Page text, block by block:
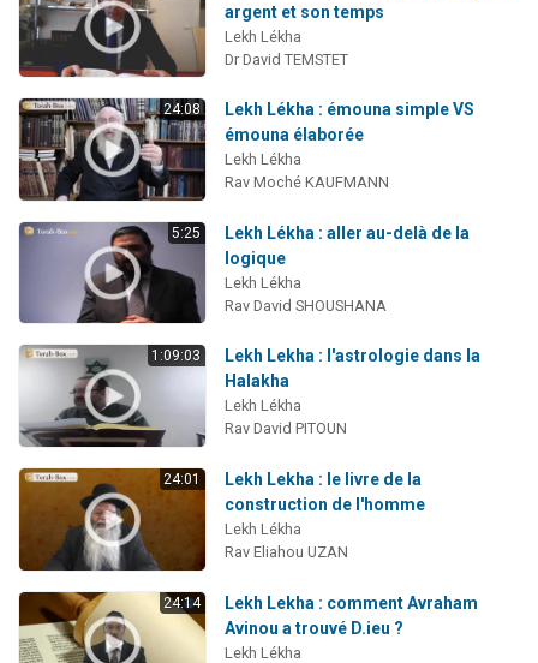
argent et son temps
Lekh Lékha
Dr David TEMSTET
24:08
Lekh Lékha : émouna simple VS
émouna élaborée
Lekh Lékha
Rav Moché KAUFMANN
5:25
Lekh Lékha : aller au-delà de la
logique
Lekh Lékha
Rav David SHOUSHANA
1:09:03
Lekh Lekha : l'astrologie dans la
Halakha
Lekh Lékha
Rav David PITOUN
24:01
Lekh Lekha : le livre de la
construction de l'homme
Lekh Lékha
Rav Eliahou UZAN
24:14
Lekh Lekha : comment Avraham
Avinou a trouvé D.ieu ?
Lekh Lékha